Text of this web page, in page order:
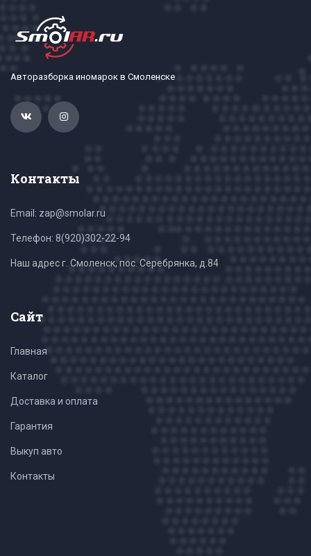
Авторазборка иномарок в Смоленске
Контакты
Email: zap@smolar.ru
Телефон: 8(920)302-22-94
Наш адрес г. Смоленск, пос. Серебрянка, д.84
Сайт
Главная
Каталог
Доставка и оплата
Гарантия
Выкуп авто
Контакты